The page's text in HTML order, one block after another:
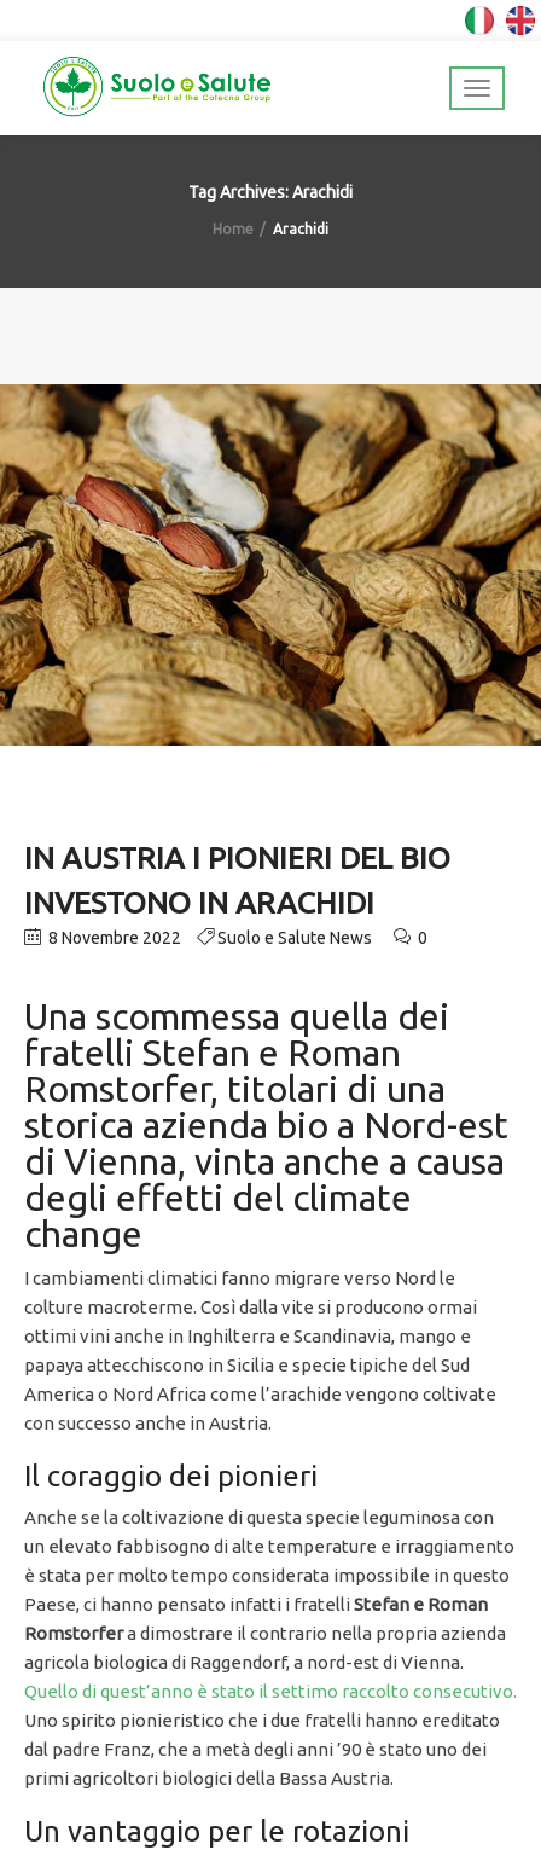
Tag Archives: Arachidi
Home Arachidi
IN AUSTRIA I PIONIERI DEL BIO
INVESTONO IN ARACHIDI
8 Novembre 2022 Suolo e Salute News 0
Una scommessa quella dei
fratelli Stefan e Roman
Romstorfer, titolari di una
storica azienda bio a Nord-est
di Vienna, vinta anche a causa
degli effetti del climate
change
I cambiamenti climatici fanno migrare verso Nord le
colture macroterme. Così dalla vite si producono ormai
ottimi vini anche in Inghilterra e Scandinavia, mango e
papaya attecchiscono in Sicilia e specie tipiche del Sud
America o Nord Africa come l’arachide vengono coltivate
con successo anche in Austria.
Il coraggio dei pionieri
Anche se la coltivazione di questa specie leguminosa con
un elevato fabbisogno di alte temperature e irraggiamento
è stata per molto tempo considerata impossibile in questo
Paese, ci hanno pensato infatti i fratelliStefan e Roman
Romstorfera dimostrare il contrario nella propria azienda
agricola biologica di Raggendorf, a nord-est di Vienna.
Quello di quest’anno è stato il settimo raccolto consecutivo.
Uno spirito pionieristico che i due fratelli hanno ereditato
dal padre Franz, che a metà degli anni ’90 è stato uno dei
primi agricoltori biologici della Bassa Austria.
Un vantaggio per le rotazioni